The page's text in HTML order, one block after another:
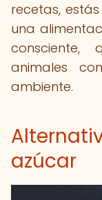
recetas,
una
animales
ambiente.
azúcar